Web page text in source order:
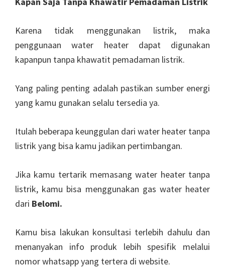
Karena tidak menggunakan listrik, maka
penggunaan water heater dapat digunakan
kapanpun tanpa khawatit pemadaman listrik.
Yang paling penting adalah pastikan sumber energi
yang kamu gunakan selalu tersedia ya.
Itulah beberapa keunggulan dari water heater tanpa
listrik yang bisa kamu jadikan pertimbangan.
Jika kamu tertarik memasang water heater tanpa
listrik, kamu bisa menggunakan gas water heater
dari Belomi.
Kamu bisa lakukan konsultasi terlebih dahulu dan
menanyakan info produk lebih spesifik melalui
nomor whatsapp yang tertera di website.